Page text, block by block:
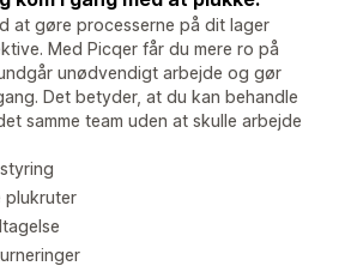
at gøre processerne på dit lager
Med Picqer får du mere ro på
unødvendigt arbejde og gør
Det betyder, at du kan behandle
samme team uden at skulle arbejde
plukruter